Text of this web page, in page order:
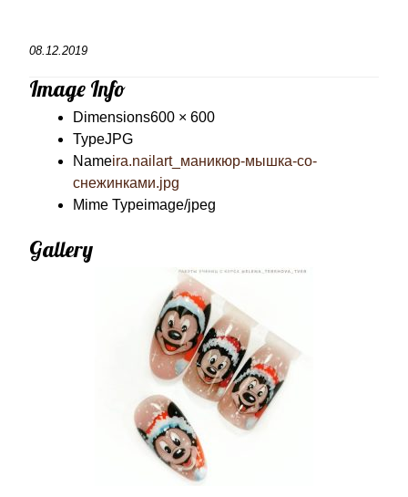
08.12.2019
Image Info
Dimensions600 × 600
TypeJPG
Nameira.nailart_маникюр-мышка-со-
снежинками.jpg
Mime Typeimage/jpeg
Gallery